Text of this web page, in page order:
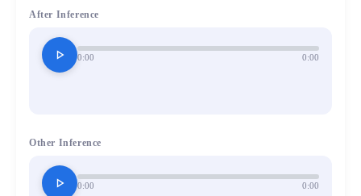
After Inference
play_arrow 0:00 0:00
Other Inference
play_arrow 0:00 0:00